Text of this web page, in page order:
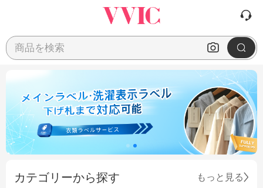
商品を検索
カテゴリーから探す もっと見る